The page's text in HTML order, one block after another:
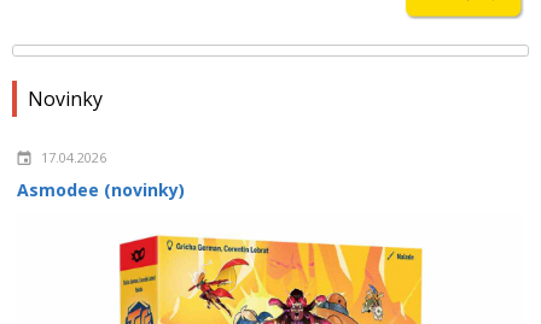
Novinky
17.04.2026
Asmodee (novinky)